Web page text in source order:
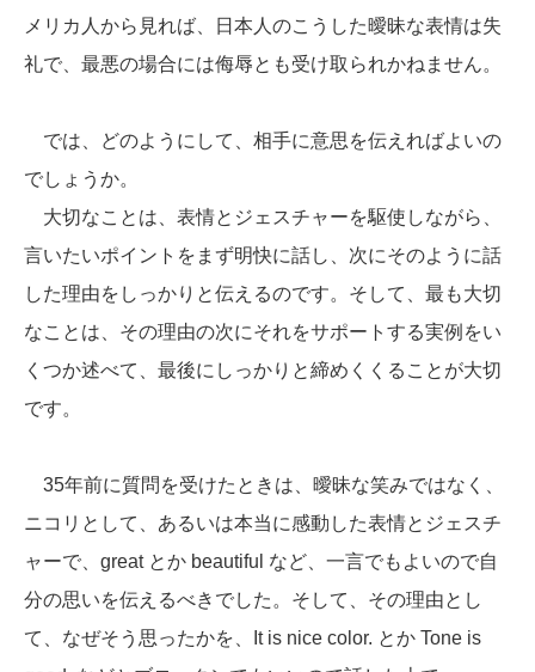
メリカ人から見れば、日本人のこうした曖昧な表情は失
礼で、最悪の場合には侮辱とも受け取られかねません。
では、どのようにして、相手に意思を伝えればよいの
でしょうか。
大切なことは、表情とジェスチャーを駆使しながら、
言いたいポイントをまず明快に話し、次にそのように話
した理由をしっかりと伝えるのです。そして、最も大切
なことは、その理由の次にそれをサポートする実例をい
くつか述べて、最後にしっかりと締めくくることが大切
です。
35年前に質問を受けたときは、曖昧な笑みではなく、
ニコリとして、あるいは本当に感動した表情とジェスチ
ャーで、great とか beautiful など、一言でもよいので自
分の思いを伝えるべきでした。そして、その理由とし
て、なぜそう思ったかを、It is nice color. とか Tone is